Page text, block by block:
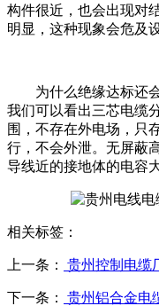
构件很近，也会出现对
明显，这种现象会危及
为什么绝缘达标还会
我们可以看出三芯电缆
围，不存在外电场，只
行，不会外泄。无屏蔽
导线近的接地体的电容
相关标签：
上一条： 贵州控制电缆
下一条： 贵州铝合金电